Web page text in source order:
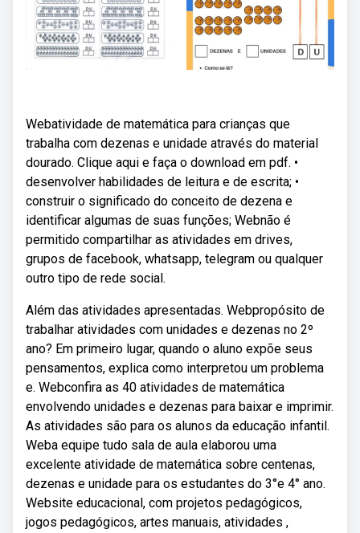
Webatividade de matemática para crianças que
trabalha com dezenas e unidade através do material
dourado. Clique aqui e faça o download em pdf. •
desenvolver habilidades de leitura e de escrita; •
construir o significado do conceito de dezena e
identificar algumas de suas funções; Webnão é
permitido compartilhar as atividades em drives,
grupos de facebook, whatsapp, telegram ou qualquer
outro tipo de rede social.
Além das atividades apresentadas. Webpropósito de
trabalhar atividades com unidades e dezenas no 2º
ano? Em primeiro lugar, quando o aluno expõe seus
pensamentos, explica como interpretou um problema
e. Webconfira as 40 atividades de matemática
envolvendo unidades e dezenas para baixar e imprimir.
As atividades são para os alunos da educação infantil.
Weba equipe tudo sala de aula elaborou uma
excelente atividade de matemática sobre centenas,
dezenas e unidade para os estudantes do 3°e 4° ano.
Website educacional, com projetos pedagógicos,
jogos pedagógicos, artes manuais, atividades ,